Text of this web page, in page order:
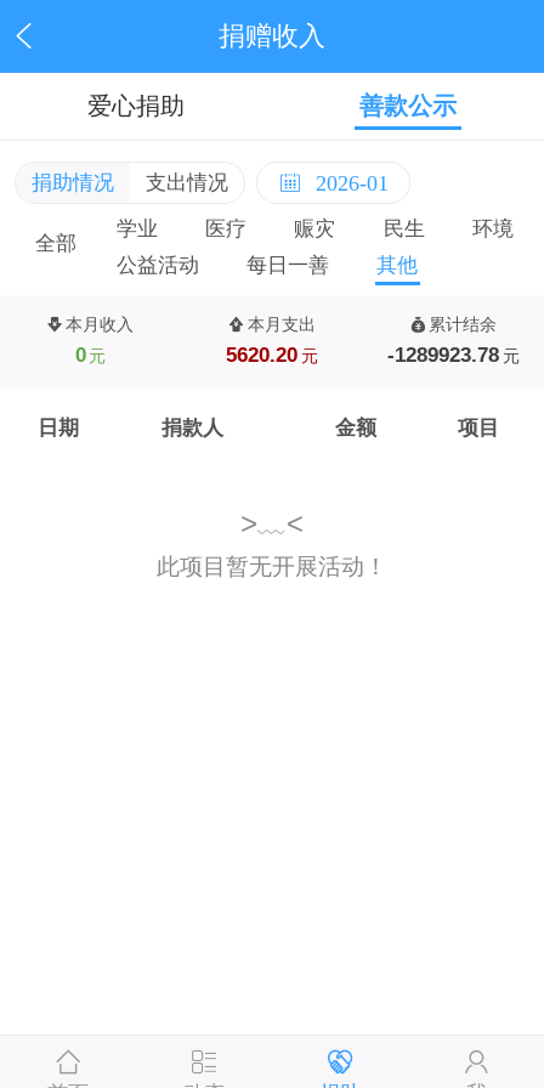
捐赠收入
爱心捐助 善款公示
捐助情况 支出情况 2026-01
全部
学业 医疗 赈灾 民生
环境
公益活动
每日一善 其他
本月收入
0元
本月支出
5620.20 元
累计结余
-1289923.78 元
日期 捐款人 金额 项目
>﹏<
此项目暂无开展活动！